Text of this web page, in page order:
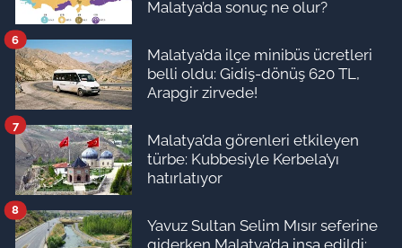
Malatya’da sonuç ne olur?
Malatya’da ilçe minibüs ücretleri
belli oldu: Gidiş-dönüş 620 TL,
Arapgir zirvede!
6
Malatya’da görenleri etkileyen
türbe: Kubbesiyle Kerbela’yı
hatırlatıyor
7
Yavuz Sultan Selim Mısır seferine
8